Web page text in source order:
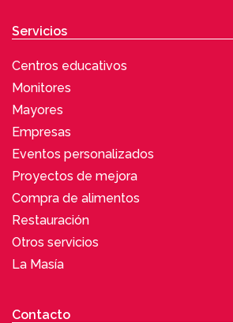
Servicios
Centros educativos
Monitores
Mayores
Empresas
Eventos personalizados
Proyectos de mejora
Compra de alimentos
Restauración
Otros servicios
La Masía
Contacto